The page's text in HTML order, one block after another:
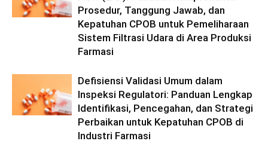
Prosedur, Tanggung Jawab, dan
Kepatuhan CPOB untuk Pemeliharaan
Sistem Filtrasi Udara di Area Produksi
Farmasi
Defisiensi Validasi Umum dalam
Inspeksi Regulatori: Panduan Lengkap
Identifikasi, Pencegahan, dan Strategi
Perbaikan untuk Kepatuhan CPOB di
Industri Farmasi